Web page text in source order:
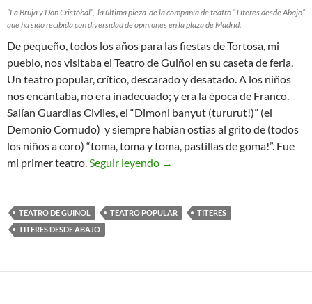
“La Bruja y Don Cristóbal”, la última pieza de la compañía de teatro “Títeres desde Abajo”
que ha sido recibida con diversidad de opiniones en la plaza de Madrid.
De pequeño, todos los años para las fiestas de Tortosa, mi
pueblo, nos visitaba el Teatro de Guiñol en su caseta de feria.
Un teatro popular, crítico, descarado y desatado. A los niños
nos encantaba, no era inadecuado; y era la época de Franco.
Salían Guardias Civiles, el “Dimoni banyut (tururut!)” (el
Demonio Cornudo) y siempre habían ostias al grito de (todos
los niños a coro) “toma, toma y toma, pastillas de goma!”. Fue
mi primer teatro. Seguir leyendo ¡QUÉ REVIENTEN LOS
→
TEATRO DE GUIÑOL TEATRO POPULAR
TITERES
TITERES DESDE ABAJO